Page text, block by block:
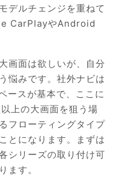
デルチェンジを重ねて
CarPlayやAndroid
画面は欲しいが、自分
悩みです。社外ナビは
ースが基本で、ここに
上の大画面を狙う場
フローティングタイプ
とになります。まずは
シリーズの取り付け可
ます。